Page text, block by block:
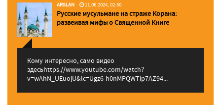
ARSLAN 11.06.2024, 02:50
Русские мусульмане на страже Корана:
pазвеивая мифы о Священной Книге
Кому интересно, само видео
здесьhttps://www.youtube.com/watch?
v=wAhN_UEuojU&lc=Ugz6-h0nMPQWTip7AZ94...